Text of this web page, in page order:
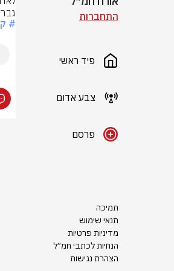
התחברות
פיד ראשי
צבע אדום
פרסם
תמיכה
תנאי שימוש
מדיניות פרטיות
הנחיות לכתבי חמ״ל
הצהרת נגישות
גבר כבן 30
#